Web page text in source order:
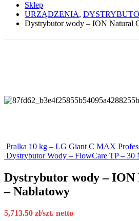
Sklep
URZĄDZENIA,
Dystrybutor wody – ION Natural
Pralka 10 kg – LG Giant C MAX
Dystrybutor Wody – FlowCare TP – 30
Dystrybutor wody – ION
– Nablatowy
5,713.50 zł/szt. netto